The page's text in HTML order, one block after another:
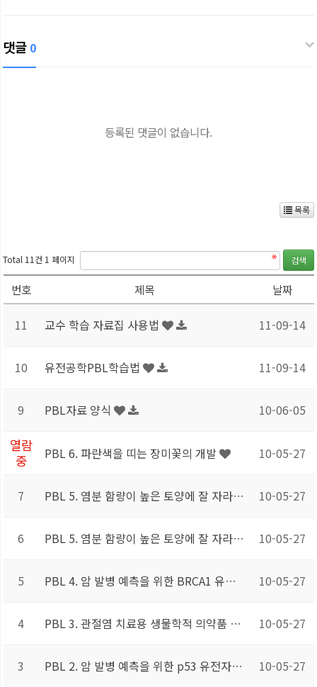
댓글 0
등록된 댓글이 없습니다.
목록
Total 11건 1 페이지
번호 제목 날짜
11 교수 학습 자료집 사용법 11-09-14
10 유전공학PBL학습법 11-09-14
9 PBL자료 양식 10-06-05
열람
중
PBL 6. 파란색을 띠는 장미꽃의 개발 10-05-27
7 PBL 5. 염분 함량이 높은 토양에 잘 자라는 식물의 개발 10-05-27
6 PBL 5. 염분 함량이 높은 토양에 잘 자라는 식물의 개발 10-05-27
5 PBL 4. 암 발병 예측을 위한 BRCA1 유전자 변이 검출 10-05-27
4 PBL 3. 관절염 치료용 생물학적 의약품 개발 10-05-27
3 PBL 2. 암 발병 예측을 위한 p53 유전자 변이 검출 방법 개발 10-05-27